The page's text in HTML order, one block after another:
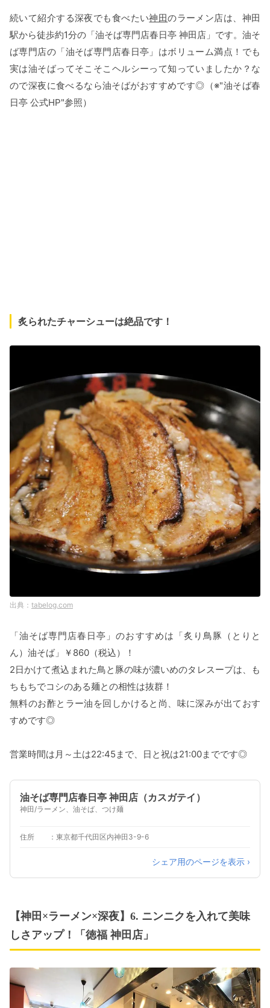
続いて紹介する深夜でも食べたい神田のラーメン店は、神田
駅から徒歩約1分の「油そば専門店春日亭 神田店」です。油そ
ば専門店の「油そば専門店春日亭」はボリューム満点！でも
実は油そばってそこそこヘルシーって知っていましたか？な
ので深夜に食べるなら油そばがおすすめです◎（※"油そば春
日亭 公式HP"参照）
炙られたチャーシューは絶品です！
tabelog.com
「油そば専門店春日亭」のおすすめは「炙り鳥豚（とりと
ん）油そば」￥860（税込）！
2日かけて煮込まれた鳥と豚の味が濃いめのタレスープは、も
ちもちでコシのある麺との相性は抜群！
無料のお酢とラー油を回しかけると尚、味に深みが出ておす
すめです◎
営業時間は月～土は22:45まで、日と祝は21:00までです◎
油そば専門店春日亭 神田店（カスガテイ）
神田/ラーメン、油そば、つけ麺
住所 東京都千代田区内神田3-9-6
シェア用のページを表示 ›
【神田×ラーメン×深夜】6. ニンニクを入れて美味
しさアップ！「徳福 神田店」